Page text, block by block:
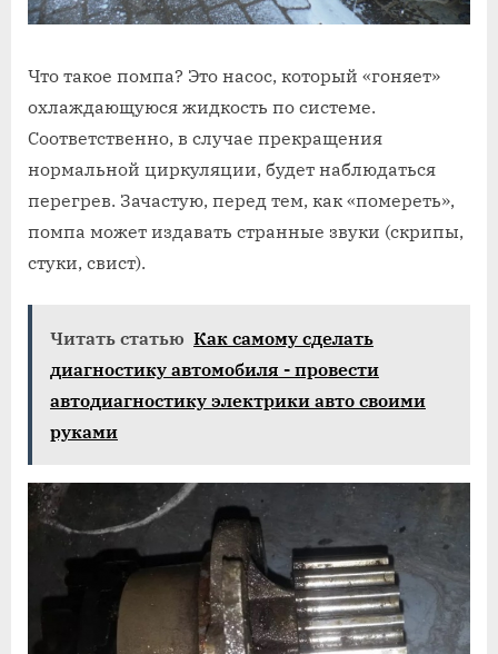
Что такое помпа? Это насос, который «гоняет»
охлаждающуюся жидкость по системе.
Соответственно, в случае прекращения
нормальной циркуляции, будет наблюдаться
перегрев. Зачастую, перед тем, как «помереть»,
помпа может издавать странные звуки (скрипы,
стуки, свист).
Читать статью Как самому сделать
диагностику автомобиля - провести
автодиагностику электрики авто своими
руками